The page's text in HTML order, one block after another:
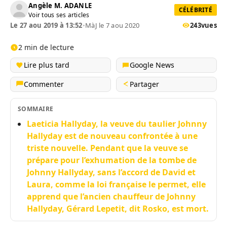
Angèle M. ADANLE
Voir tous ses articles
CÉLÉBRITÉ
Le 27 aou 2019 à 13:52•MàJ le 7 aou 2020 243vues
2 min de lecture
Lire plus tard
Google News
Commenter
Partager
SOMMAIRE
Laeticia Hallyday, la veuve du taulier Johnny
Hallyday est de nouveau confrontée à une
triste nouvelle. Pendant que la veuve se
prépare pour l’exhumation de la tombe de
Johnny Hallyday, sans l’accord de David et
Laura, comme la loi française le permet, elle
apprend que l’ancien chauffeur de Johnny
Hallyday, Gérard Lepetit, dit Rosko, est mort.